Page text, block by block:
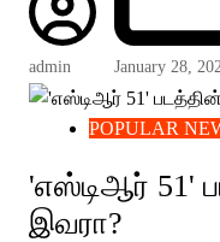
admin January 28,
POPULAR
'எஸ்டிஆர் 51'
இவரா?